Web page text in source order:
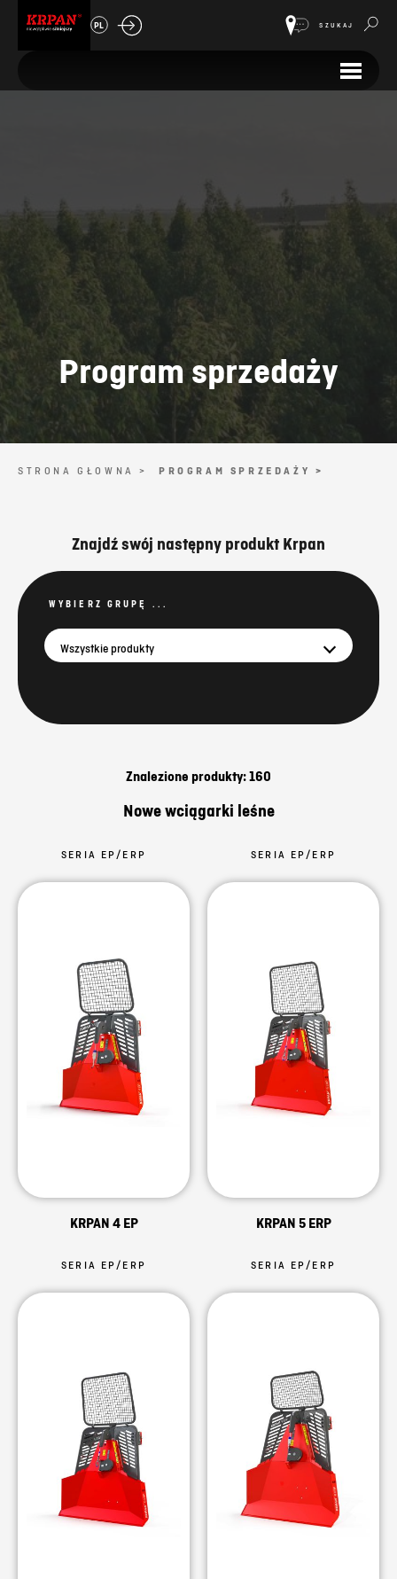
PL SZUKAJ
Program sprzedaży
STRONA GŁOWNA > PROGRAM SPRZEDAŻY >
Znajdź swój następny produkt Krpan
WYBIERZ GRUPĘ ...
Wszystkie produkty
Znalezione produkty: 160
Nowe wciągarki leśne
SERIA EP/ERP
KRPAN 4 EP
SERIA EP/ERP
KRPAN 5 ERP
SERIA EP/ERP SERIA EP/ERP